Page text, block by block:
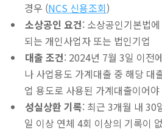
경우 (NCS 신용조회)
소상공인 요건: 소상공인기본법
되는 개인사업자 또는 법인기업
대출 조건: 2024년 7월 3일 이전
나 사업용도 가계대출 중 해당 대
업 용도로 사용된 가계대출이어
성실상환 기록: 최근 3개월 내 30
일 이상 연체 4회 이상의 기록이